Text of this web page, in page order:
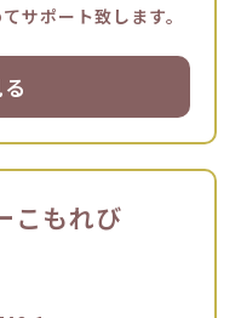
サポート致します。
こもれび